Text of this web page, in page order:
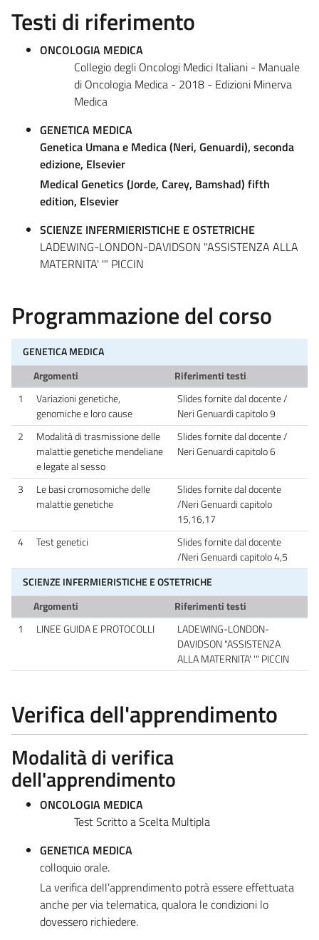
Testi di riferimento
ONCOLOGIA MEDICA
Collegio degli Oncologi Medici Italiani - Manuale
di Oncologia Medica - 2018 - Edizioni Minerva
Medica
GENETICA MEDICA
Genetica Umana e Medica (Neri, Genuardi), seconda
edizione, Elsevier
Medical Genetics (Jorde, Carey, Bamshad) fifth
edition, Elsevier
SCIENZE INFERMIERISTICHE E OSTETRICHE
LADEWING-LONDON-DAVIDSON "ASSISTENZA ALLA
MATERNITA' '" PICCIN
Programmazione del corso
GENETICA MEDICA
Argomenti
Riferimenti testi
1
Variazioni genetiche,
genomiche e loro cause
Slides fornite dal docente /
Neri Genuardi capitolo 9
2
Modalità di trasmissione delle
malattie genetiche mendeliane
e legate al sesso
Slides fornite dal docente /
Neri Genuardi capitolo 6
3
Le basi cromosomiche delle
malattie genetiche
Slides fornite dal docente
/Neri Genuardi capitolo
15,16,17
4
Test genetici
Slides fornite dal docente
/Neri Genuardi capitolo 4,5
SCIENZE INFERMIERISTICHE E OSTETRICHE
Argomenti
Riferimenti testi
1
LINEE GUIDA E PROTOCOLLI
LADEWING-LONDON-
DAVIDSON "ASSISTENZA
ALLA MATERNITA' '" PICCIN
Verifica dell'apprendimento
Modalità di verifica
dell'apprendimento
ONCOLOGIA MEDICA
Test Scritto a Scelta Multipla
GENETICA MEDICA
colloquio orale.
La verifica dell’apprendimento potrà essere effettuata
anche per via telematica, qualora le condizioni lo
dovessero richiedere.